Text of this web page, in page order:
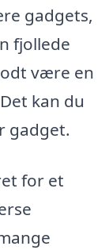
gadgets,
fjollede
være en
kan du
gadget.
for et